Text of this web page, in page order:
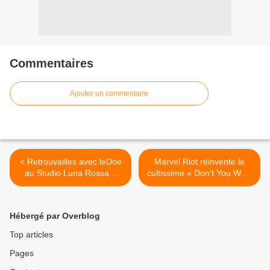
Commentaires
Ajouter un commentaire
< Retrouvailles avec leDoe
au Studio Luna Rossa à
l’occasion de la sortie de «
Marvel Riot réinvente le
cultissime « Don’t You Want
Me » de Felix ! >
Hébergé par Overblog
Top articles
Pages